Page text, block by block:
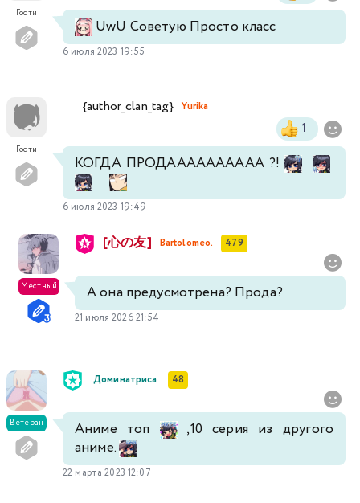
Гости
UwU Советую Просто класс
6 июля 2023 19:55
Гости
{author_clan_tag} Yurika
1
КОГДА ПРОДАААААААААА ?!
6 июля 2023 19:49
Местный
[心の友] Bartolomeo. 479
А она предусмотрена? Прода?
21 июля 2026 21:54
Ветеран
Доминатриса 48
Аниме топ
,10 серия из другого
аниме.
22 марта 2023 12:07